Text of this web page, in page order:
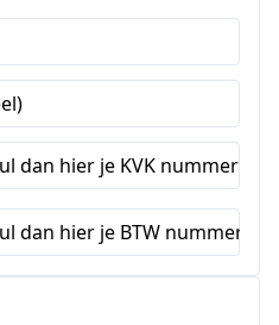
dan hier je KVK nummer in
dan hier je BTW nummer in